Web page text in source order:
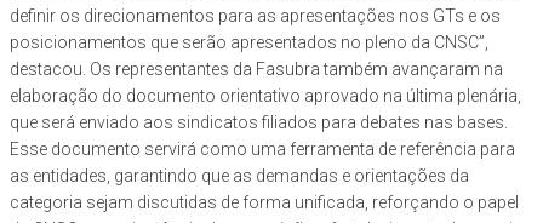
definir os direcionamentos para as apresentações nos GTs e os
posicionamentos que serão apresentados no pleno da CNSC”,
destacou. Os representantes da Fasubra também avançaram na
elaboração do documento orientativo aprovado na última plenária,
que será enviado aos sindicatos filiados para debates nas bases.
Esse documento servirá como uma ferramenta de referência para
as entidades, garantindo que as demandas e orientações da
categoria sejam discutidas de forma unificada, reforçando o papel